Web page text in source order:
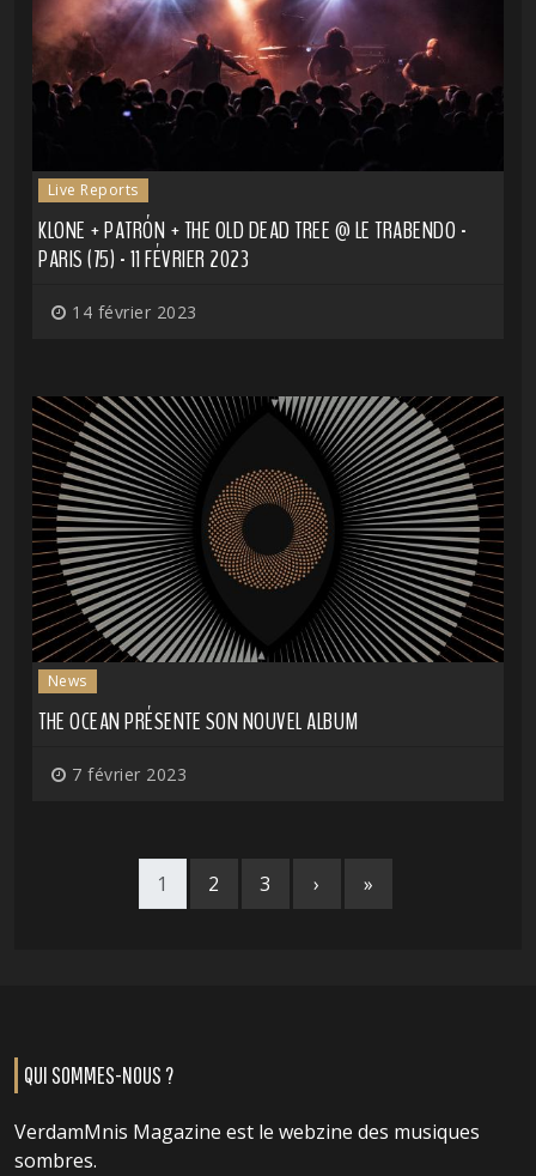
Live Reports
KLONE + PATRÓN + THE OLD DEAD TREE @ LE TRABENDO -
PARIS (75) - 11 FÉVRIER 2023
14 février 2023
News
THE OCEAN PRÉSENTE SON NOUVEL ALBUM
7 février 2023
1 2 3 › »
QUI SOMMES-NOUS ?
VerdamMnis Magazine est le webzine des musiques
sombres.